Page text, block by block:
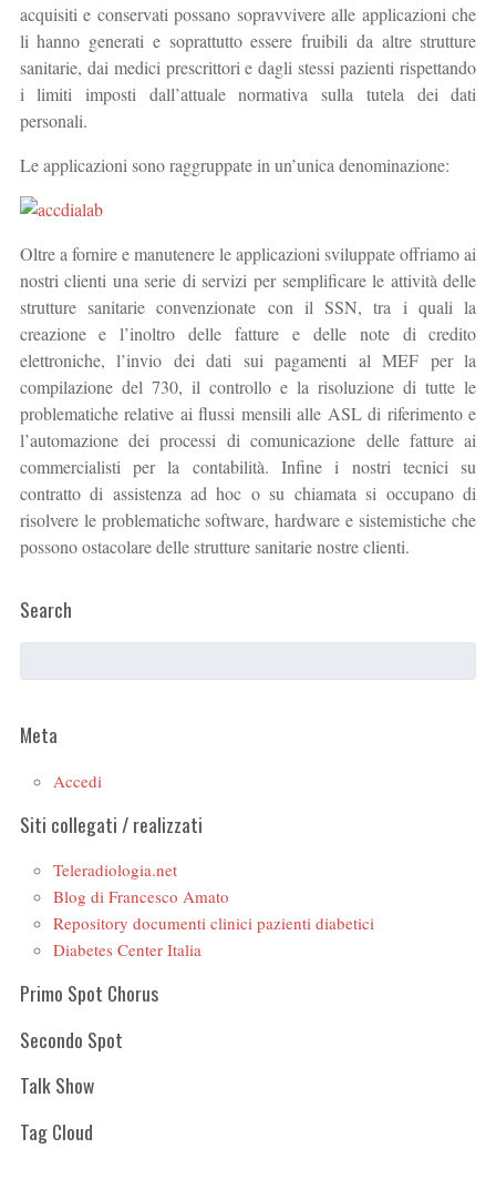
acquisiti e conservati possano sopravvivere alle applicazioni che
li hanno generati e soprattutto essere fruibili da altre strutture
sanitarie, dai medici prescrittori e dagli stessi pazienti rispettando
i limiti imposti dall’attuale normativa sulla tutela dei dati
personali.
Le applicazioni sono raggruppate in un’unica denominazione:
Oltre a fornire e manutenere le applicazioni sviluppate offriamo ai
nostri clienti una serie di servizi per semplificare le attività delle
strutture sanitarie convenzionate con il SSN, tra i quali la
creazione e l’inoltro delle fatture e delle note di credito
elettroniche, l’invio dei dati sui pagamenti al MEF per la
compilazione del 730, il controllo e la risoluzione di tutte le
problematiche relative ai flussi mensili alle ASL di riferimento e
l’automazione dei processi di comunicazione delle fatture ai
commercialisti per la contabilità. Infine i nostri tecnici su
contratto di assistenza ad hoc o su chiamata si occupano di
risolvere le problematiche software, hardware e sistemistiche che
possono ostacolare delle strutture sanitarie nostre clienti.
Search
Meta
Accedi
Siti collegati / realizzati
Teleradiologia.net
Blog di Francesco Amato
Repository documenti clinici pazienti diabetici
Diabetes Center Italia
Primo Spot Chorus
Secondo Spot
Talk Show
Tag Cloud